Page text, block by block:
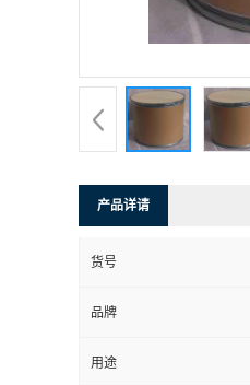
产品详请
货号
品牌
用途